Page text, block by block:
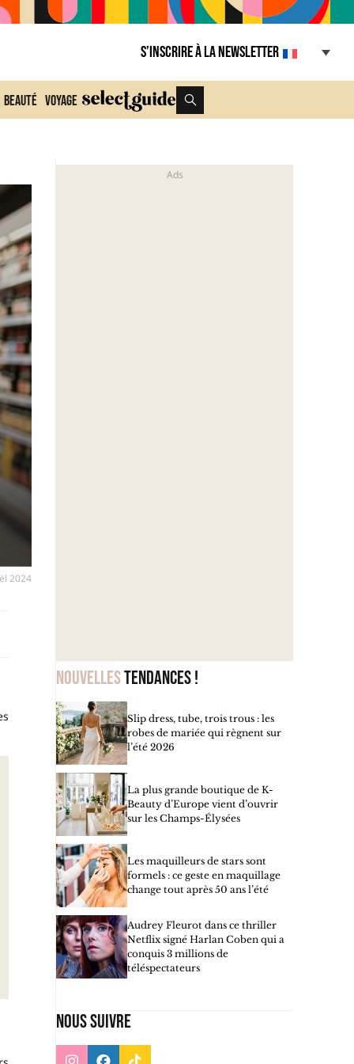
S’inscrire à la Newsletter
Beauté Voyage
Nouvellestendances !
Slip dress, tube, trois trous : les
robes de mariée qui règnent sur
l’été 2026
La plus grande boutique de K-
Beauty d’Europe vient d’ouvrir
sur les Champs-Élysées
Les maquilleurs de stars sont
formels : ce geste en maquillage
change tout après 50 ans l’été
Audrey Fleurot dans ce thriller
Netflix signé Harlan Coben qui a
conquis 3 millions de
téléspectateurs
Nous suivre
2024